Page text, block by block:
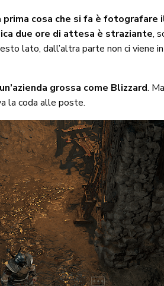
prima cosa che si fa è
due ore di attesa è straziante,
lato, dall’altra parte non ci viene
grossa come Blizzard.
la coda alle poste.